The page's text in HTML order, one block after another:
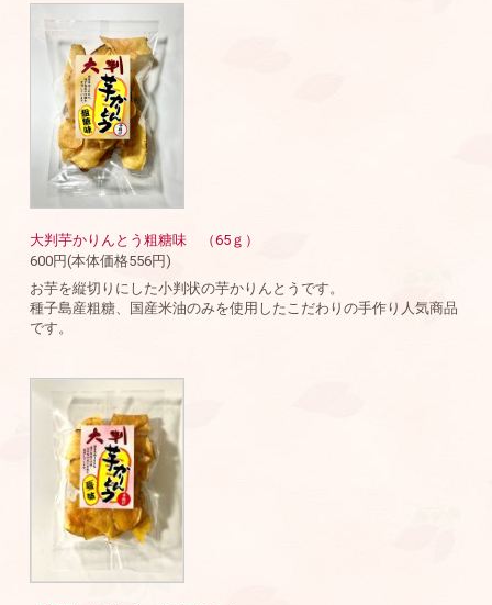
大判芋かりんとう粗糖味 （65ｇ）
600円(本体価格556円)
お芋を縦切りにした小判状の芋かりんとうです。
種子島産粗糖、国産米油のみを使用したこだわりの手作り人気商品
です。